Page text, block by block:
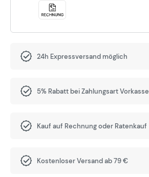
24h Expressversand möglich
5% Rabatt bei Zahlungsart Vorkasse
Kauf auf Rechnung oder Ratenkauf
Kostenloser Versand ab 79 €